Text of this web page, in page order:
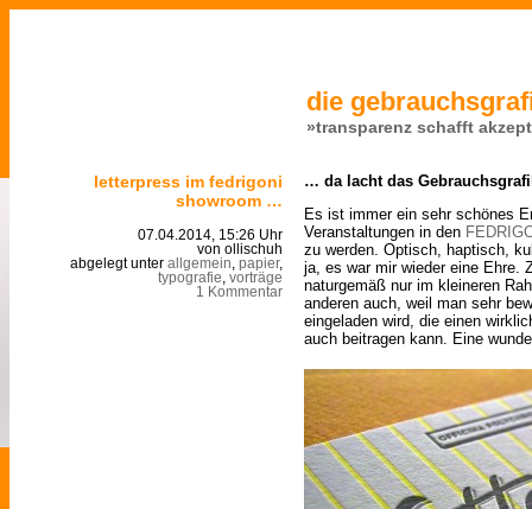
die
»transparenz schafft
letterpress im fedrigoni
showroom …
07.04.2014, 15:26 Uhr
von ollischuh
abgelegt unter allgemein papier,
typografie vorträge
1 Kommentar
… da lacht das
Es ist immer ein sehr schönes
Veranstaltungen in den
zu werden. Optisch, haptisch,
ja, es war mir wieder eine Ehre.
naturgemäß nur im kleineren
anderen auch, weil man sehr
eingeladen wird, die einen
auch beitragen kann. Eine